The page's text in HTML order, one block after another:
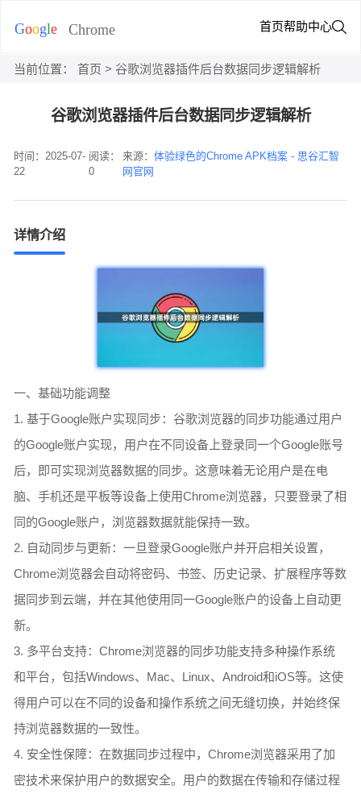
首页帮助中心
当前位置： 首页 > 谷歌浏览器插件后台数据同步逻辑解析
谷歌浏览器插件后台数据同步逻辑解析
时间：2025-07-
22
阅读：
0
来源：体验绿色的Chrome APK档案 - 思谷汇智
网官网
详情介绍
一、基础功能调整
1. 基于Google账户实现同步：谷歌浏览器的同步功能通过用户
的Google账户实现，用户在不同设备上登录同一个Google账号
后，即可实现浏览器数据的同步。这意味着无论用户是在电
脑、手机还是平板等设备上使用Chrome浏览器，只要登录了相
同的Google账户，浏览器数据就能保持一致。
2. 自动同步与更新：一旦登录Google账户并开启相关设置，
Chrome浏览器会自动将密码、书签、历史记录、扩展程序等数
据同步到云端，并在其他使用同一Google账户的设备上自动更
新。
3. 多平台支持：Chrome浏览器的同步功能支持多种操作系统
和平台，包括Windows、Mac、Linux、Android和iOS等。这使
得用户可以在不同的设备和操作系统之间无缝切换，并始终保
持浏览器数据的一致性。
4. 安全性保障：在数据同步过程中，Chrome浏览器采用了加
密技术来保护用户的数据安全。用户的数据在传输和存储过程